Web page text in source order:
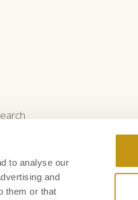
to analyse our
and
them or that